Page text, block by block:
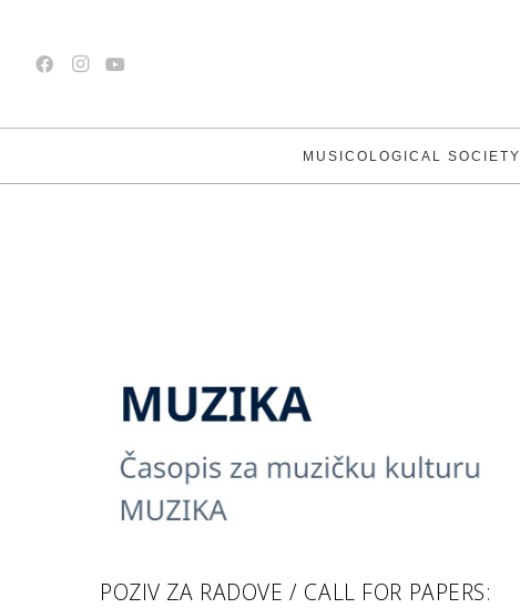
MUSICOLOGICAL SOCIETY
POZIV ZA RADOVE / CALL FOR PAPERS: